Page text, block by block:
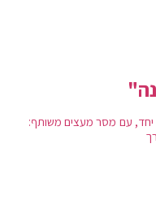
יחד, עם מסר מעצים משותף: